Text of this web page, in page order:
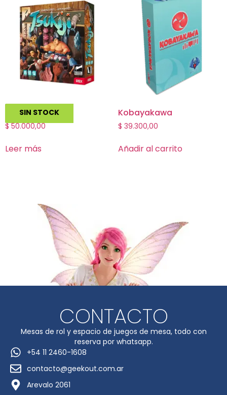
SIN STOCK
Tsukiji
$50.000,00
Leer más
Kobayakawa
$ 39.300,00
Añadir al carrito
CONTACTO
Mesas de rol y espacio de juegos de mesa, todo con
reserva por whatsapp.
+54 11 2460-1608
contacto@geekout.com.ar
Arevalo 2061